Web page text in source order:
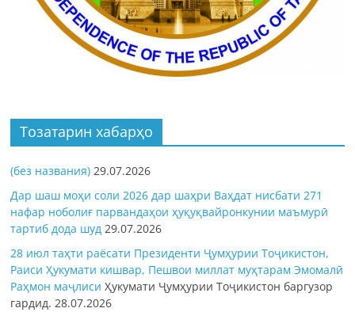
Тозатарин хабарҳо
(без названия) 29.07.2026
Дар шаш моҳи соли 2026 дар шаҳри Ваҳдат нисбати 271
нафар ноболиғ парвандаҳои ҳуқуқвайронкунии маъмурӣ
тартиб дода шуд 29.07.2026
28 июл таҳти раёсати Президенти Ҷумҳурии Тоҷикистон,
Раиси Ҳукумати кишвар, Пешвои миллат муҳтарам Эмомалӣ
Раҳмон маҷлисиҲукумати Ҷумҳурии Тоҷикистон баргузор
гардид.28.07.2026